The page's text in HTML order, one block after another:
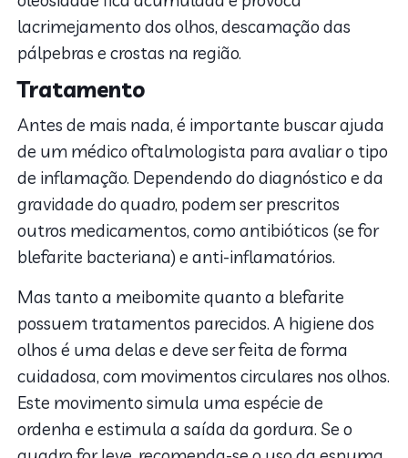
lacrimejamento dos olhos, descamação das
pálpebras e crostas na região.
Tratamento
Antes de mais nada, é importante buscar ajuda
de um médico oftalmologista para avaliar o tipo
de inflamação. Dependendo do diagnóstico e da
gravidade do quadro, podem ser prescritos
outros medicamentos, como antibióticos (se for
blefarite bacteriana) e anti-inflamatórios.
Mas tanto a meibomite quanto a blefarite
possuem tratamentos parecidos. A higiene dos
olhos é uma delas e deve ser feita de forma
cuidadosa, com movimentos circulares nos olhos.
Este movimento simula uma espécie de
ordenha e estimula a saída da gordura. Se o